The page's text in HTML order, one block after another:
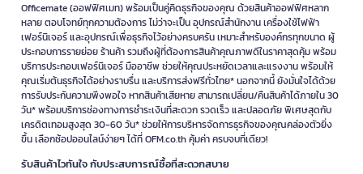
Officemate (ออฟฟิศเมท) พร้อมเป็นคู่คิดธุรกิจของคุณ ด้วยสินค้าออฟฟิศหลาก
หลาย ตอบโจทย์ทุกความต้องการ ไม่ว่าจะเป็น อุปกรณ์สำนักงาน เครื่องใช้ไฟฟ้า
เฟอร์นิเจอร์ และอุปกรณ์เพื่อธุรกิจไว้อย่างครบครัน เหมาะสำหรับองค์กรทุกขนาด ผู้
ประกอบการรายย่อย ร้านค้า รวมถึงผู้ที่ต้องการสินค้าคุณภาพดีในราคาสุดคุ้ม พร้อม
บริการประกอบเฟอร์นิเจอร์ มืออาชีพ ช่วยให้คุณประหยัดเวลาและแรงงาน พร้อมให้
คุณเริ่มต้นธุรกิจได้อย่างราบรื่น และบริการส่งฟรีทั่วไทย* นอกจากนี้ ยังมั่นใจได้ด้วย
การรับประกันความพึงพอใจ หากสินค้าเสียหาย สามารถเปลี่ยน/คืนสินค้าได้ภายใน 30
วัน* พร้อมบริการช่องทางการชำระเงินที่สะดวก รวดเร็ว และปลอดภัย พิเศษสุดกับ
เครดิตเทอมสูงสุด 30-60 วัน* ช่วยให้การบริหารจัดการธุรกิจของคุณคล่องตัวยิ่ง
ขึ้น เลือกช้อปออนไลน์ง่ายๆ ได้ที่ OFM.co.th คุ้มค่า ครบจบที่เดียว!
รับสินค้าไวทันใจ กับประสบการณ์ซื้อที่สะดวกสบาย